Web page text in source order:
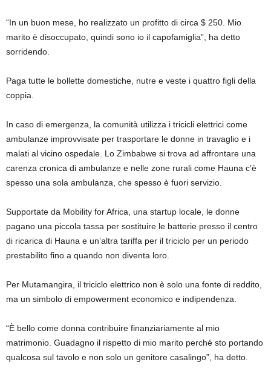
“In un buon mese, ho realizzato un profitto di circa $ 250. Mio
marito è disoccupato, quindi sono io il capofamiglia”, ha detto
sorridendo.
Paga tutte le bollette domestiche, nutre e veste i quattro figli della
coppia.
In caso di emergenza, la comunità utilizza i tricicli elettrici come
ambulanze improvvisate per trasportare le donne in travaglio e i
malati al vicino ospedale. Lo Zimbabwe si trova ad affrontare una
carenza cronica di ambulanze e nelle zone rurali come Hauna c’è
spesso una sola ambulanza, che spesso è fuori servizio.
Supportate da Mobility for Africa, una startup locale, le donne
pagano una piccola tassa per sostituire le batterie presso il centro
di ricarica di Hauna e un’altra tariffa per il triciclo per un periodo
prestabilito fino a quando non diventa loro.
Per Mutamangira, il triciclo elettrico non è solo una fonte di reddito,
ma un simbolo di empowerment economico e indipendenza.
“È bello come donna contribuire finanziariamente al mio
matrimonio. Guadagno il rispetto di mio marito perché sto portando
qualcosa sul tavolo e non solo un genitore casalingo”, ha detto.